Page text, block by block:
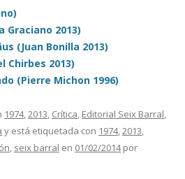
Graciano 2013)
(Juan Bonilla 2013)
Chirbes 2013)
(Pierre Michon 1996)
1974,2013, Crítica, Editorial Seix Barral,
y está etiquetada con 1974,2013,
, seix barral en 01/02/2014por